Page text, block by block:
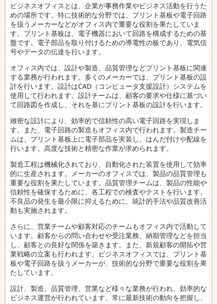
ビジネスオフィスとは、企業が事務作業やビジネス活動を行うた
めの場所です。 特に技術的な分野では、プリント基板や電子回路
を扱うメーカーなどがオフィス内で重要な役割を果たしていま
す。プリント基板は、電子機器において回路を構成するための基
盤です。電子部品を取り付けるための導電性の板であり、電気信
号やデータの伝達を行います。
オフィス内では、設計や製造、品質管理などプリント基板に関連
する業務が行われます。多くのメーカーでは、プリント基板の設
計を行います。設計はCAD（コンピュータ支援設計）システムを
使用して行われます。設計チームは、顧客の要求や仕様に基づい
て回路図を作成し、それを基にプリント基板の設計を行います。
緻密な設計により、効率的で信頼性の高い電子回路を実現しま
す。また、電子回路の製造もオフィス内で行われます。製造チー
ムは、プリント基板上に電子部品を実装し、はんだ付けや配線を
行います。高度な技術と精密な作業が求められます。
製造工程は機械化されており、自動化された装置を使用して効率
的に生産されます。メーカーのオフィスでは、製品の品質管理も
重要な役割を果たしています。品質管理チームは、製品の性能や
信頼性を確保するために、各工程での検査やテストを行います。
不良品の発生を最小限に抑えるために、統計的手法や品質改善活
動も実施されます。
さらに、営業チームや顧客対応のチームもオフィス内で活動して
います。顧客からの問い合わせや受注業務、納期管理などを担当
し、顧客との良好な関係を築きます。また、新規顧客の開拓や営
業戦略の立案も行われます。ビジネスオフィスでは、プリント基
板や電子回路を扱うメーカーが、技術的な分野で重要な役割を果
たしています。
設計、製造、品質管理、営業など様々な業務が行われ、効率的な
ビジネス運営が行われています。常に最新技術の動向を把握し、